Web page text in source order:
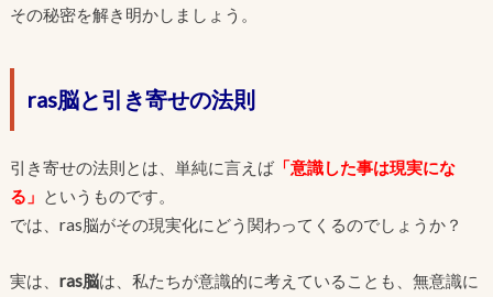
その秘密を解き明かしましょう。
ras脳と引き寄せの法則
引き寄せの法則とは、単純に言えば「意識した事は現実にな
る」 というものです。
では、ras脳がその現実化にどう関わってくるのでしょうか？
実は、 ras脳は、私たちが意識的に考えていることも、無意識に